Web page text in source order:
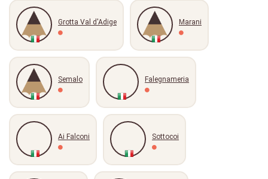
Grotta Val d'Adige Marani
Semalo Falegnameria
Ai Falconi Sottocoi